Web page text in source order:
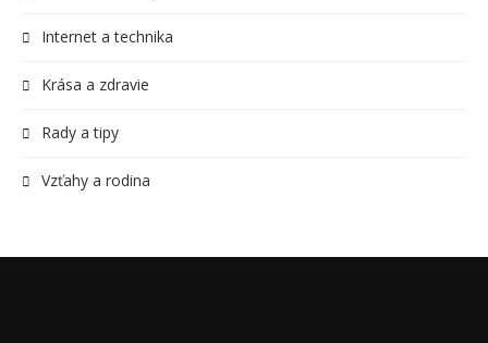
Internet a technika
Krása a zdravie
Rady a tipy
Vzťahy a rodina